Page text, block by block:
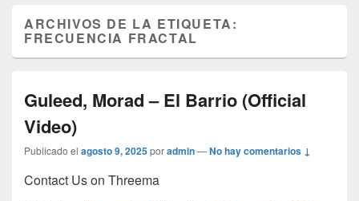
ARCHIVOS DE LA ETIQUETA:
FRECUENCIA FRACTAL
Guleed, Morad – El Barrio (Official
Video)
Publicado el agosto 9, 2025poradmin—No hay comentarios ↓
Contact Us on Threema